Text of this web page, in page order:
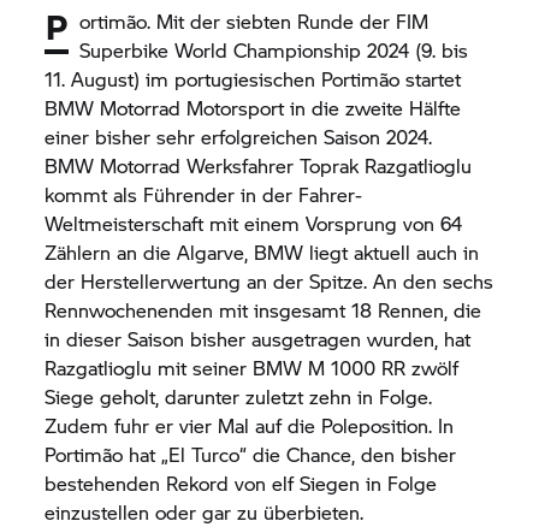
P ortimão. Mit der siebten Runde der FIM
Superbike World Championship 2024 (9. bis
11. August) im portugiesischen Portimão startet
BMW Motorrad Motorsport in die zweite Hälfte
einer bisher sehr erfolgreichen Saison 2024.
BMW Motorrad Werksfahrer Toprak Razgatlioglu
kommt als Führender in der Fahrer-
Weltmeisterschaft mit einem Vorsprung von 64
Zählern an die Algarve, BMW liegt aktuell auch in
der Herstellerwertung an der Spitze. An den sechs
Rennwochenenden mit insgesamt 18 Rennen, die
in dieser Saison bisher ausgetragen wurden, hat
Razgatlioglu mit seiner BMW M 1000 RR zwölf
Siege geholt, darunter zuletzt zehn in Folge.
Zudem fuhr er vier Mal auf die Poleposition. In
Portimão hat „El Turco“ die Chance, den bisher
bestehenden Rekord von elf Siegen in Folge
einzustellen oder gar zu überbieten.